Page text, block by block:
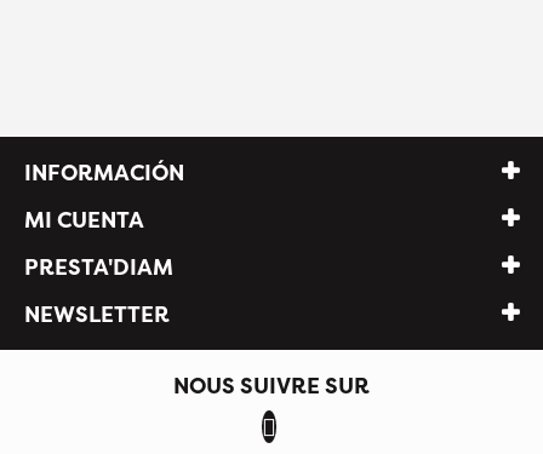
INFORMACIÓN
MI CUENTA
PRESTA'DIAM
NEWSLETTER
NOUS SUIVRE SUR